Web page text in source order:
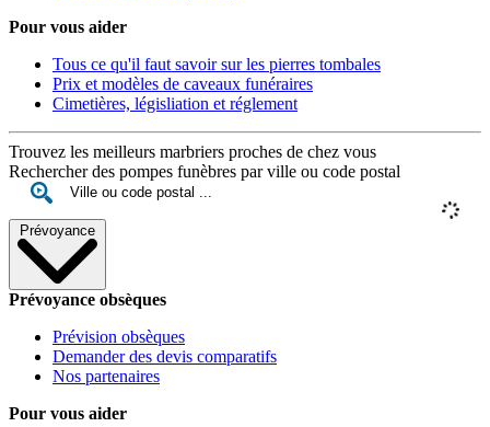
Pour vous aider
Tous ce qu'il faut savoir sur les pierres tombales
Prix et modèles de caveaux funéraires
Cimetières, législiation et réglement
Trouvez les meilleurs marbriers proches de chez vous
Rechercher des pompes funèbres par ville ou code postal
Prévoyance
Prévoyance obsèques
Prévision obsèques
Demander des devis comparatifs
Nos partenaires
Pour vous aider